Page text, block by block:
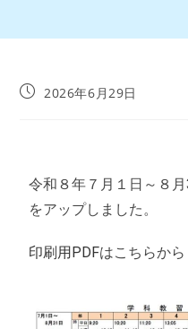
2026年6月29日
令和８年７月１日～８
をアップしました。
印刷用PDFはこちらから